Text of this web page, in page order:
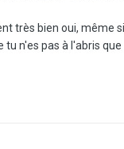
très bien oui, même
tu n'es pas à l'abris